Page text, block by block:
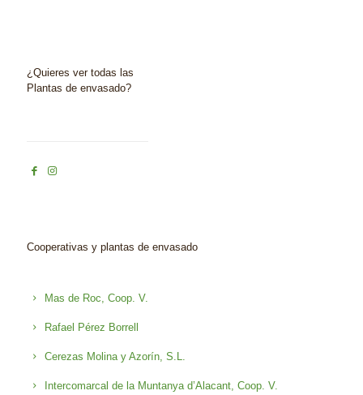
¿Quieres ver todas las
Plantas de envasado?
Cooperativas y plantas de envasado
Mas de Roc, Coop. V.
Rafael Pérez Borrell
Cerezas Molina y Azorín, S.L.
Intercomarcal de la Muntanya d’Alacant, Coop. V.